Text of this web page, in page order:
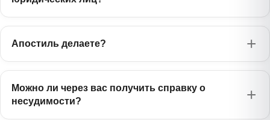
1630 ₽
Бенгальский
Фарси 1170 ₽
Апостиль делаете?
Можно ли через вас получить справку о
несудимости?